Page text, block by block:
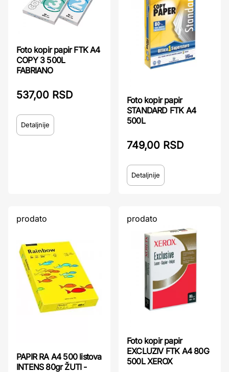
Foto kopir papir FTK A4
COPY 3 500L
FABRIANO
537,00 RSD
Detaljnije
Foto kopir papir
STANDARD FTK A4
500L
749,00 RSD
Detaljnije
prodato
PAPIR RA A4 500 listova
INTENS 80gr ŽUTI -
prodato
Foto kopir papir
EXCLUZIV FTK A4 80G
500L XEROX